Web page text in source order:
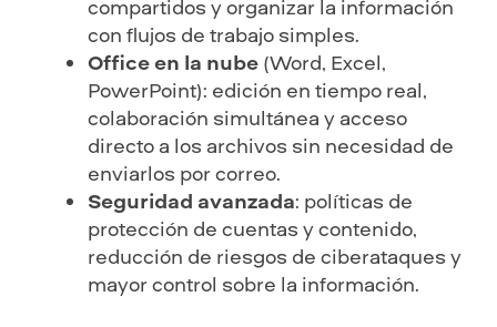
compartidos y organizar la información
con flujos de trabajo simples.
Office en la nube(Word, Excel,
PowerPoint): edición en tiempo real,
colaboración simultánea y acceso
directo a los archivos sin necesidad de
enviarlos por correo.
Seguridad avanzada: políticas de
protección de cuentas y contenido,
reducción de riesgos de ciberataques y
mayor control sobre la información.